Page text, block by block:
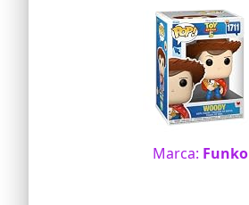
Marca: Funko